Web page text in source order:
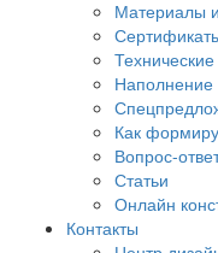
Материалы
Как
Вопрос-
Статьи
Онлайн
Контакты